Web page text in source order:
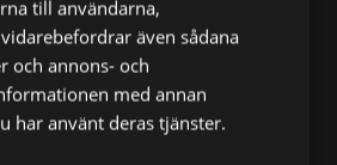
till användarna,
även sådana
och annons- och
med annan
har använt deras tjänster.